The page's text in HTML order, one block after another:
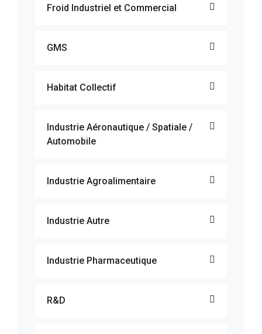
Froid Industriel et Commercial
GMS
Habitat Collectif
Industrie Aéronautique / Spatiale /
Automobile
Industrie Agroalimentaire
Industrie Autre
Industrie Pharmaceutique
R&D